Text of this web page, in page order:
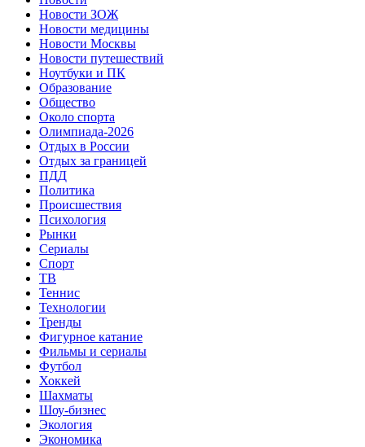
Новости ЗОЖ
Новости медицины
Новости Москвы
Новости путешествий
Ноутбуки и ПК
Образование
Общество
Около спорта
Олимпиада-2026
Отдых в России
Отдых за границей
ПДД
Политика
Происшествия
Психология
Рынки
Сериалы
Спорт
ТВ
Теннис
Технологии
Тренды
Фигурное катание
Фильмы и сериалы
Футбол
Хоккей
Шахматы
Шоу-бизнес
Экология
Экономика